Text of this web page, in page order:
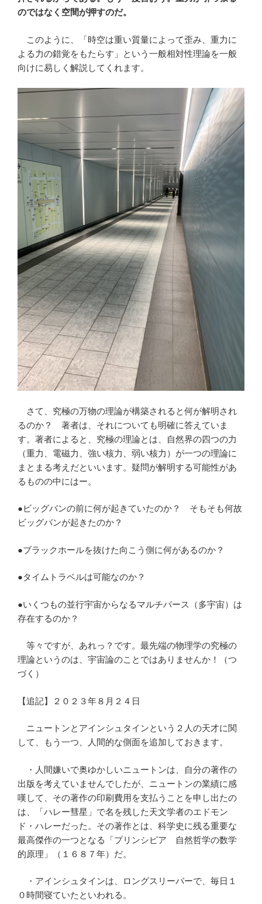
のではなく空間が押すのだ。
このように、「時空は重い質量によって歪み、重力に
よる力の錯覚をもたらす」という一般相対性理論を一般
向けに易しく解説してくれます。
さて、究極の万物の理論が構築されると何が解明され
るのか？ 著者は、それについても明確に答えていま
す。著者によると、究極の理論とは、自然界の四つの力
（重力、電磁力、強い核力、弱い核力）が一つの理論に
まとまる考えだといいます。疑問が解明する可能性があ
るものの中にはー。
●ビッグバンの前に何が起きていたのか？ そもそも何故
ビッグバンが起きたのか？
●ブラックホールを抜けた向こう側に何があるのか？
●タイムトラベルは可能なのか？
●いくつもの並行宇宙からなるマルチバース（多宇宙）は
存在するのか？
等々ですが、あれっ？です。最先端の物理学の究極の
理論というのは、宇宙論のことではありませんか！（つ
づく）
【追記】２０２３年８月２４日
ニュートンとアインシュタインという２人の天才に関
して、もう一つ、人間的な側面を追加しておきます。
・人間嫌いで奥ゆかしいニュートンは、自分の著作の
出版を考えていませんでしたが、ニュートンの業績に感
嘆して、その著作の印刷費用を支払うことを申し出たの
は、「ハレー彗星」で名を残した天文学者のエドモン
ド・ハレーだった。その著作とは、科学史に残る重要な
最高傑作の一つとなる「プリンシピア 自然哲学の数学
的原理」（１６８７年）だ。
・アインシュタインは、ロングスリーパーで、毎日１
０時間寝ていたといわれる。